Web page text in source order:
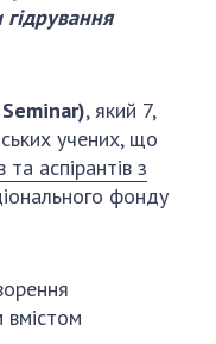
складу
НАН
, який 7,
учених, що
аспірантів з
фонду
вмістом